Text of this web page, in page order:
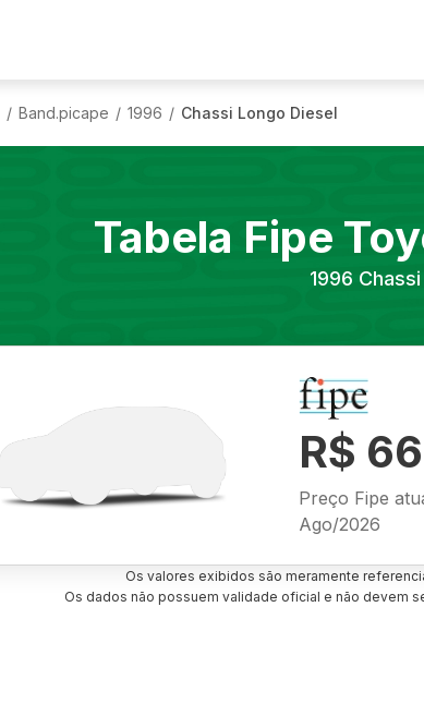
/ Band.picape / 1996 / Chassi Longo Diesel
Tabela Fipe
1996
R$
Preço Fipe
Ago/2026
Os valores exibidos são meramente
Os dados não possuem validade oficial e não devem